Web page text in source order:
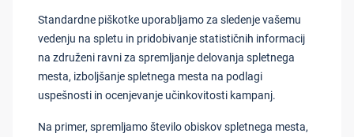
Standardne piškotke uporabljamo za sledenje vašemu
vedenju na spletu in pridobivanje statističnih informacij
na združeni ravni za spremljanje delovanja spletnega
mesta, izboljšanje spletnega mesta na podlagi
uspešnosti in ocenjevanje učinkovitosti kampanj.
Na primer, spremljamo število obiskov spletnega mesta,